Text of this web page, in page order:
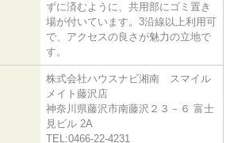
ずに済むように、共用部にゴミ置き
場が付いています。3沿線以上利用可
で、アクセスの良さが魅力の立地で
す。
株式会社ハウスナビ湘南 スマイル
メイト藤沢店
神奈川県藤沢市南藤沢２３－６ 富士
見ビル 2A
TEL:0466-22-4231